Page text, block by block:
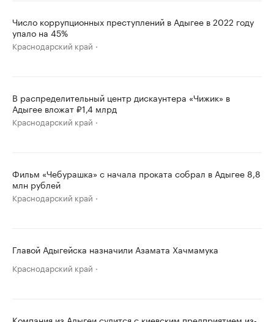
Число коррупционных преступлений в Адыгее в 2022 году
упало на 45%
Краснодарский край
В распределительный центр дискаунтера «Чижик» в
Адыгее вложат ₽1,4 млрд
Краснодарский край
Фильм «Чебурашка» с начала проката собрал в Адыгее 8,8
млн рублей
Краснодарский край
Главой Адыгейска назначили Азамата Хачмамука
Краснодарский край